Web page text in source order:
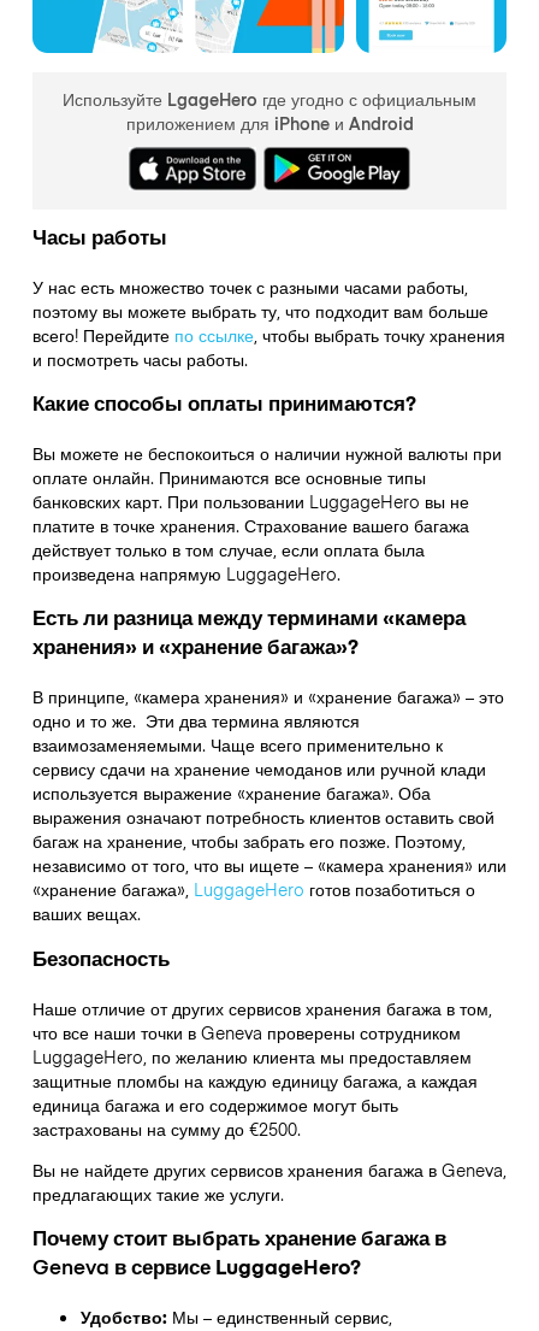
Используйте LgageHero где угодно с официальным
приложением для iPhone и Android
Часы работы
У нас есть множество точек с разными часами работы,
поэтому вы можете выбрать ту, что подходит вам больше
всего! Перейдите по ссылке, чтобы выбрать точку хранения
и посмотреть часы работы.
Какие способы оплаты принимаются?
Вы можете не беспокоиться о наличии нужной валюты при
оплате онлайн. Принимаются все основные типы
банковских карт. При пользовании LuggageHero вы не
платите в точке хранения. Страхование вашего багажа
действует только в том случае, если оплата была
произведена напрямую LuggageHero.
Есть ли разница между терминами «камера
хранения» и «хранение багажа»?
В принципе, «камера хранения» и «хранение багажа» – это
одно и то же. Эти два термина являются
взаимозаменяемыми. Чаще всего применительно к
сервису сдачи на хранение чемоданов или ручной клади
используется выражение «хранение багажа». Оба
выражения означают потребность клиентов оставить свой
багаж на хранение, чтобы забрать его позже. Поэтому,
независимо от того, что вы ищете – «камера хранения» или
«хранение багажа»,LuggageHero готов позаботиться о
ваших вещах.
Безопасность
Наше отличие от других сервисов хранения багажа в том,
чтовсе наши точки в Geneva проверены сотрудником
LuggageHero, по желанию клиента мы предоставляем
защитные пломбы на каждую единицу багажа, а каждая
единица багажа и его содержимое могут быть
застрахованы на сумму до €2500.
Вы не найдете других сервисов хранения багажа в Geneva
предлагающих такие же услуги.
Почему стоит выбрать хранение багажа в
Geneva в сервисе LuggageHero?
Удобство: Мы – единственный сервис,